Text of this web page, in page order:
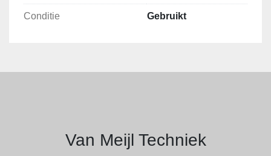
Conditie Gebruikt
Van Meijl Techniek